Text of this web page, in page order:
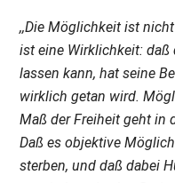
,,Die Möglichkeit ist
ist eine Wirklichkeit: daß
lassen kann, hat seine
wirklich getan wird.
Maß der Freiheit geht in
Daß es objektive
sterben, und daß dabei